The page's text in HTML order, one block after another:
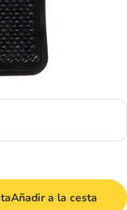
Añadir a la cesta